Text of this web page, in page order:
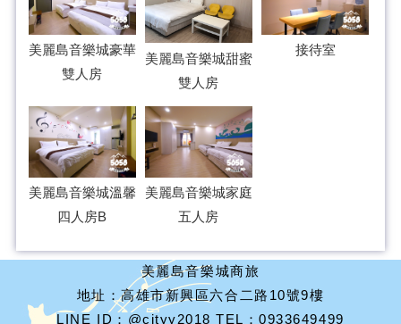
美麗島音樂城豪華
雙人房
美麗島音樂城甜蜜
雙人房
接待室
美麗島音樂城溫馨
四人房B
美麗島音樂城家庭
五人房
美麗島音樂城商旅
地址：高雄市新興區六合二路10號9樓
LINE ID：@cityy2018 TEL：0933649499